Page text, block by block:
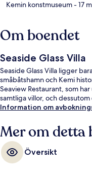
Kemin konstmuseum- 17
Om boendet
Seaside Glass Villa
Seaside Glass Villa ligger
småbåtshamn och Kemi
Seaview Restaurant, som
samtliga villor, och
Information om
Mer om detta
Översikt